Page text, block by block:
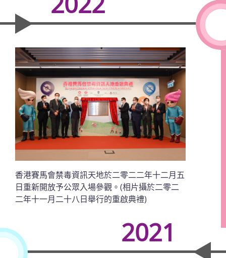
香港賽馬會禁毒資訊天地於二零二二年十二月五
日重新開放予公眾入場參觀。(相片攝於二零二
二年十一月二十八日舉行的重啟典禮)
2021